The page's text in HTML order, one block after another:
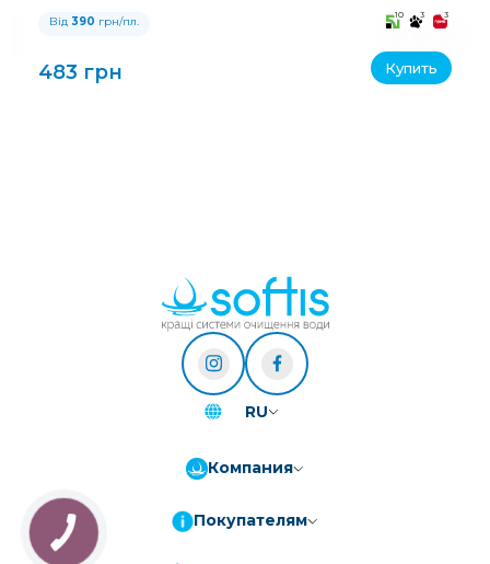
Від 390 грн/пл. 10 3 3
483 грн Купить
RU
Компания
Покупателям
КНОПКА
ЗВ'ЯЗКУ